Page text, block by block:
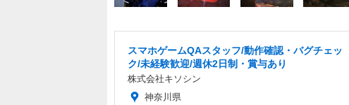
スマホゲームQAスタッフ/動作確認・バグチェッ
ク/未経験歓迎/週休2日制・賞与あり
株式会社キソシン
神奈川県